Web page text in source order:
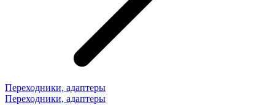
Переходники, адаптеры
Переходники, адаптеры